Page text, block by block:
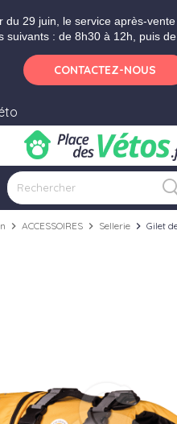
du 29 juin, le service après-
suivants : de 8h30 à 12h, puis
CONTACTEZ-NOUS
chevron_right ACCESSOIRES chevron_right Sellerie chevron_right Gilet